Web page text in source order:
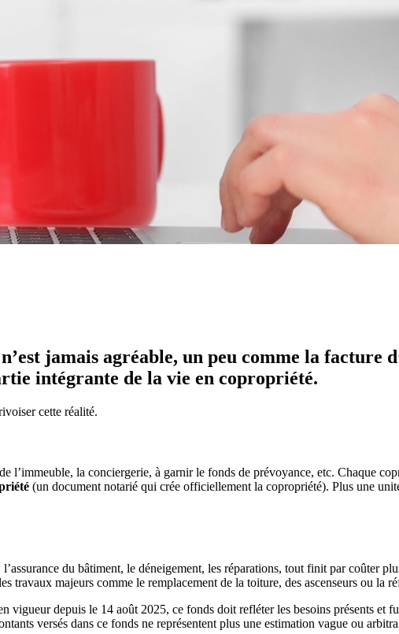
jamais agréable, un peu comme la facture
intégrante de la vie en copropriété.
cette réalité.
l’immeuble, la conciergerie, à garnir le fonds de prévoyance, etc. Chaque
(un document notarié qui crée officiellement la copropriété). Plus une
du bâtiment, le déneigement, les réparations, tout finit par coûter
travaux majeurs comme le remplacement de la toiture, des ascenseurs ou la
vigueur depuis le 14 août 2025, ce fonds doit refléter les besoins présents et
versés dans ce fonds ne représentent plus une estimation vague ou